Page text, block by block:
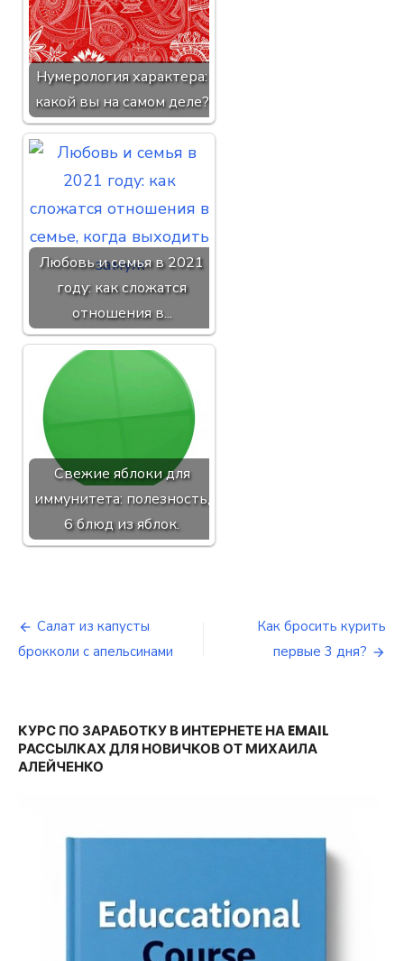
Нумерология характера:
какой вы на самом деле?
Любовь и семья в 2021
году: как сложатся
отношения в...
Свежие яблоки для
иммунитета: полезность,
6 блюд из яблок.
Навигация
Салат из капусты
брокколи с апельсинами
Как бросить курить
первые 3 дня?
КУРС ПО ЗАРАБОТКУ В ИНТЕРНЕТЕ НА EMAIL
РАССЫЛКАХ ДЛЯ НОВИЧКОВ ОТ МИХАИЛА
АЛЕЙЧЕНКО